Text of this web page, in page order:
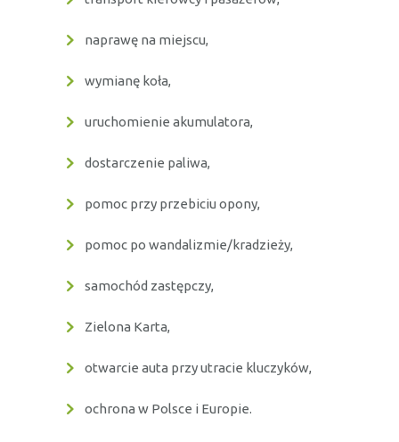
naprawę na miejscu,
wymianę koła,
uruchomienie akumulatora,
dostarczenie paliwa,
pomoc przy przebiciu opony,
pomoc po wandalizmie/kradzieży,
samochód zastępczy,
Zielona Karta,
otwarcie auta przy utracie kluczyków,
ochrona w Polsce i Europie.